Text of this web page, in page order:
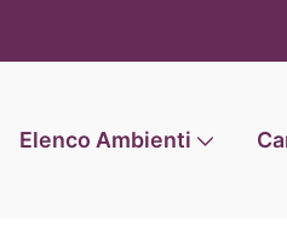
Elenco Ambienti